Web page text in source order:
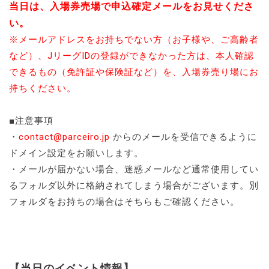
当日は、入場券売場で申込確定メールをお見せくださ
い。
※メールアドレスをお持ちでない方（お子様や、ご高齢者
など）、JリーグIDの登録ができなかった方は、本人確認
できるもの（免許証や保険証など）を、入場券売り場にお
持ちください。
■注意事項
・ contact@parceiro.jp からのメールを受信できるように
ドメイン設定をお願いします。
・メールが届かない場合、迷惑メールなど通常使用してい
るフォルダ以外に格納されてしまう場合がございます。別
フォルダをお持ちの場合はそちらもご確認ください。